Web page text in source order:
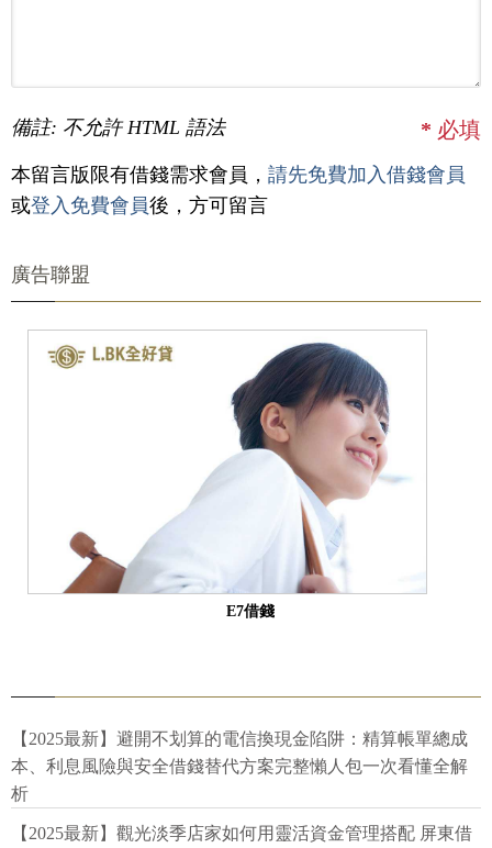
備註: 不允許 HTML 語法 * 必填
本留言版限有借錢需求會員， 請先免費加入借錢會員
或登入免費會員後，方可留言
廣告聯盟
E7借錢
【2025最新】避開不划算的電信換現金陷阱：精算帳單總成
本、利息風險與安全借錢替代方案完整懶人包一次看懂全解
析
【2025最新】觀光淡季店家如何用靈活資金管理搭配 屏東借